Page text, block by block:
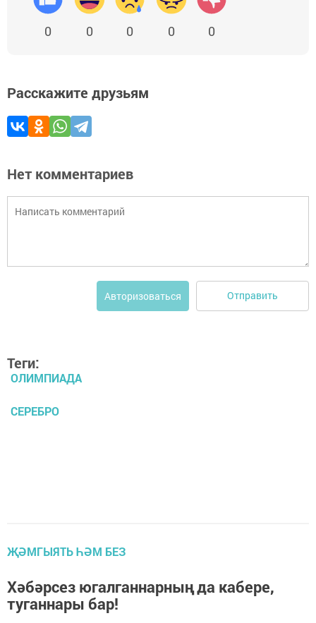
0 0 0 0 0
Расскажите друзьям
Нет комментариев
Авторизоваться Отправить
Теги:
ОЛИМПИАДА
СЕРЕБРО
ҖӘМГЫЯТЬ ҺӘМ БЕЗ
Хәбәрсез югалганнарның да кабере,
туганнары бар!